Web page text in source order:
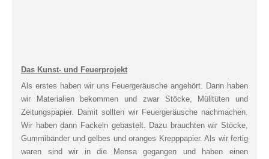
Das Kunst- und Feuerprojekt
Als erstes haben wir uns Feuergeräusche angehört. Dann haben
wir Materialien bekommen und zwar Stöcke, Mülltüten und
Zeitungspapier. Damit sollten wir Feuergeräusche nachmachen.
Wir haben dann Fackeln gebastelt. Dazu brauchten wir Stöcke,
Gummibänder und gelbes und oranges Krepppapier. Als wir fertig
waren sind wir in die Mensa gegangen und haben einen